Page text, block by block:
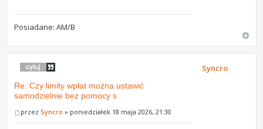
Posiadane: AM/B
Re: Czy limity wpłat można ustawić
samodzielnie bez pomocy s
przezSyncro » poniedziałek 18 maja 2026, 21:30
Syncro